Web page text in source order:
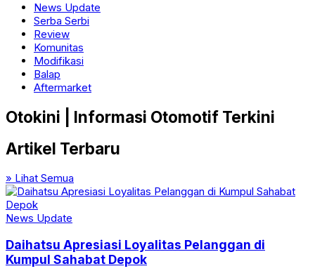
News Update
Serba Serbi
Review
Komunitas
Modifikasi
Balap
Aftermarket
Otokini | Informasi Otomotif Terkini
Artikel Terbaru
» Lihat Semua
News Update
Daihatsu Apresiasi Loyalitas Pelanggan di
Kumpul Sahabat Depok